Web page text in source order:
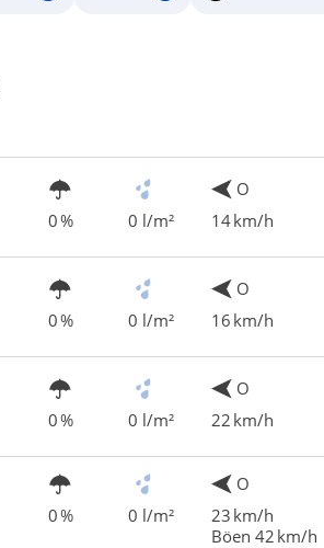
0 % 0 l/m²
O
14 km/h
0 % 0 l/m²
O
16 km/h
0 % 0 l/m²
O
22 km/h
0 % 0 l/m²
O
23 km/h
Böen 42 km/h